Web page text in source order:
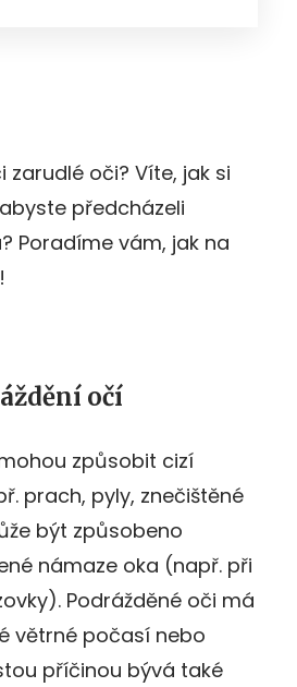
zarudlé oči? Víte, jak si
předcházeli
Poradíme vám, jak na
očí
způsobit cizí
prach, pyly, znečištěné
být způsobeno
námaze oka (např. při
Podrážděné oči má
větrné počasí nebo
příčinou bývá také